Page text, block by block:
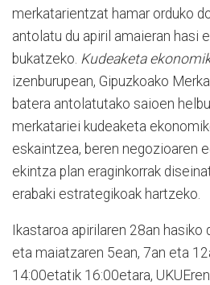
merkatarientzat hamar orduko
antolatu du apiril amaieran hasi
bukatzeko. Kudeaketa
izenburupean, Gipuzkoako
batera antolatutako saioen
merkatariei kudeaketa
eskaintzea, beren negozioaren
ekintza plan eraginkorrak
erabaki estrategikoak hartzeko.
Ikastaroa apirilaren 28an hasiko
eta maiatzaren 5ean, 7an eta
14:00etatik 16:00etara,